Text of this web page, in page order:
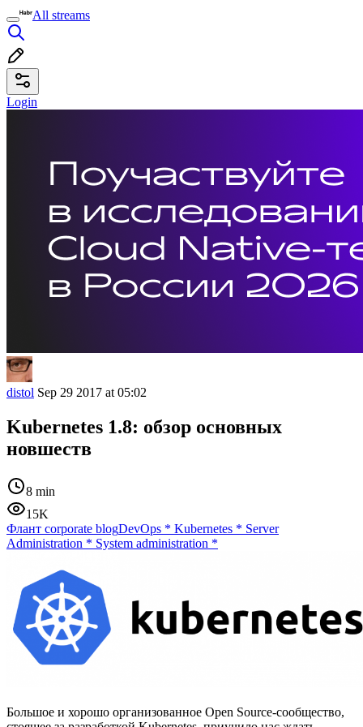
All streams
Login
distol Sep 29 2017 at 05:02
Kubernetes 1.8: обзор основных
новшеств
8 min
15K
Флант corporate blogDevOps * Kubernetes * Server
Administration * System administration *
Большое и хорошо организованное Open Source-сообщество,